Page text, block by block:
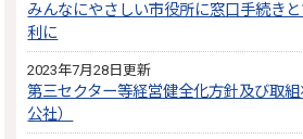
みんなにやさしい市役所に窓口手続き
利に
2023年7月28日更新
第三セクター等経営健全化方針及び取
公社）